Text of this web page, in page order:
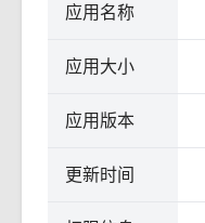
应用名称
应用大小
应用版本
更新时间